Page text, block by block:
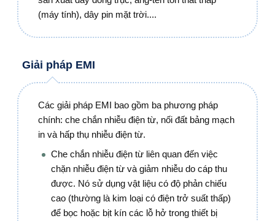
(máy tính), dây pin mặt trời....
Giải pháp EMI
Các giải pháp EMI bao gồm ba phương pháp
chính: che chắn nhiễu điện từ, nối đất bảng mạch
in và hấp thụ nhiễu điện từ.
Che chắn nhiễu điện từ liên quan đến việc
chặn nhiễu điện từ và giảm nhiễu do cáp thu
được. Nó sử dụng vật liệu có độ phản chiếu
cao (thường là kim loại có điện trở suất thấp)
để bọc hoặc bịt kín các lỗ hở trong thiết bị